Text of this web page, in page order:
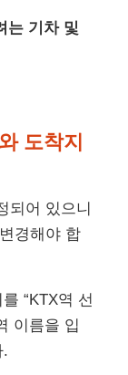
는 기차 및
도착지
되어 있으니
경해야 합
“KTX역 선
이름을 입
.